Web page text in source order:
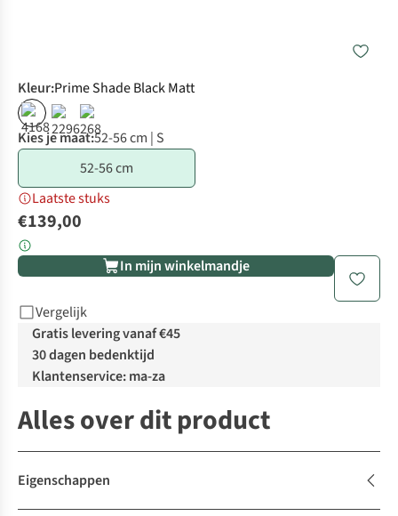
Kleur:Prime Shade Black Matt
Kies je maat:52-56 cm | S
52-56 cm
Laatste stuks
€139,00
In mijn winkelmandje
Vergelijk
Gratis levering vanaf €45
30 dagen bedenktijd
Klantenservice: ma-za
Alles over dit product
Eigenschappen